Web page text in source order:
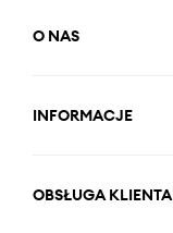
O NAS
INFORMACJE
OBSŁUGA KLIENTA